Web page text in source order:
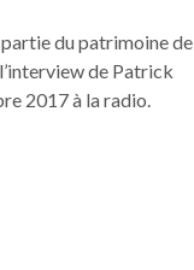
du patrimoine de
de Patrick
2017 à la radio.